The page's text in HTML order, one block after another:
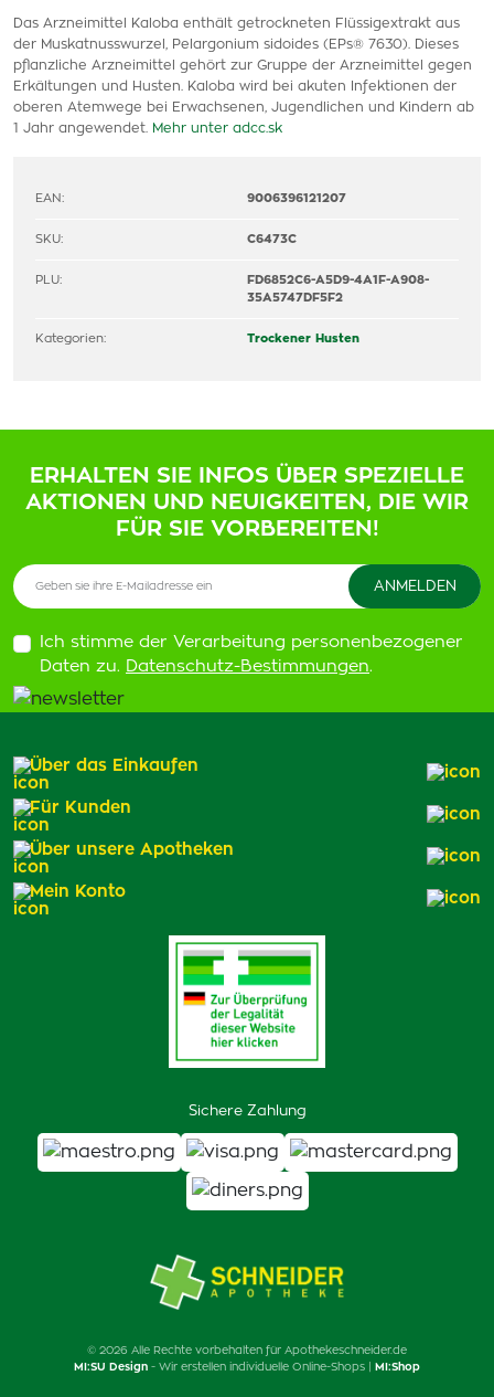
Das Arzneimittel Kaloba enthält getrockneten Flüssigextrakt aus
der Muskatnusswurzel, Pelargonium sidoides (EPs® 7630). Dieses
pflanzliche Arzneimittel gehört zur Gruppe der Arzneimittel gegen
Erkältungen und Husten. Kaloba wird bei akuten Infektionen der
oberen Atemwege bei Erwachsenen, Jugendlichen und Kindern ab
1 Jahr angewendet. Mehr unter adcc.sk
EAN: 9006396121207
SKU: C6473C
PLU:
FD6852C6-A5D9-4A1F-A908-
35A5747DF5F2
Kategorien: Trockener Husten
ERHALTEN SIE INFOS ÜBER SPEZIELLE
AKTIONEN UND NEUIGKEITEN, DIE WIR
FÜR SIE VORBEREITEN!
Ich stimme der Verarbeitung personenbezogener
Daten zu. Datenschutz-Bestimmungen.
Sichere Zahlung
Über das Einkaufen
Für Kunden
Über unsere Apotheken
Mein Konto
© 2026 Alle Rechte vorbehalten für Apothekeschneider.de
MI:SU Design - Wir erstellen individuelle Online-Shops | MI:Shop